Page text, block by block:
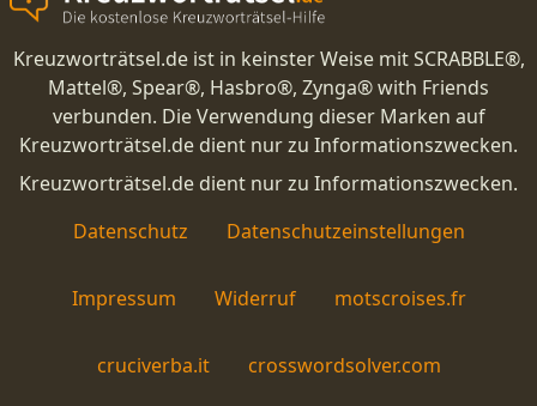
Kreuzworträtsel.de ist in keinster Weise mit SCRABBLE®,
Mattel®, Spear®, Hasbro®, Zynga® with Friends
verbunden. Die Verwendung dieser Marken auf
Kreuzworträtsel.de dient nur zu Informationszwecken.
Kreuzworträtsel.de dient nur zu Informationszwecken.
Datenschutz
Datenschutzeinstellungen
Impressum Widerruf motscroises.fr
cruciverba.it crosswordsolver.com